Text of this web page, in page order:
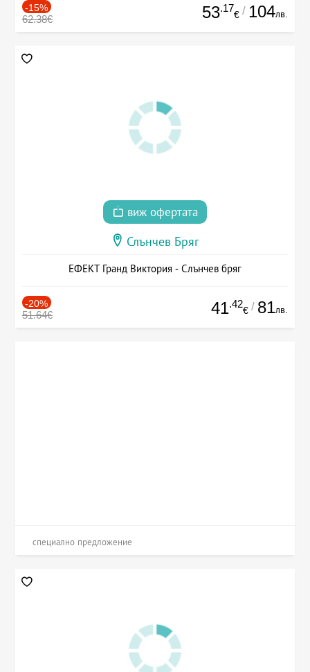
-15%
62.38€ 53.17
€ / 104лв.
виж офертата
Слънчев Бряг
ЕФЕКТ Гранд Виктория - Слънчев бряг
-20%
51.64€ 41.42
€ / 81лв.
специално предложение